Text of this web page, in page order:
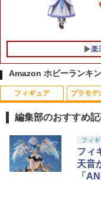
楽
1
1
Amazon ホビーランキ
フィギュア
1
プラモデ
1
1
1
編集部のおすすめ
フィ
フィ
天音
「